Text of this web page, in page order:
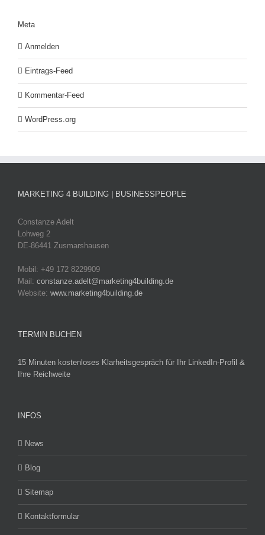
Meta
Anmelden
Eintrags-Feed
Kommentar-Feed
WordPress.org
MARKETING 4 BUILDING | BUSINESSPEOPLE
Constanze Adelt
Lohweg 2
DE-86441 Zusmarshausen
Mobil: +49 172 8229909
Mail: constanze.adelt@marketing4building.de
Website: www.marketing4building.de
TERMIN BUCHEN
15 Minuten kostenloses Klarheitsgespräch für Ihr LinkedIn-Profil &
Ihre Reichweite
INFOS
News
Blog
Sitemap
Kontaktformular